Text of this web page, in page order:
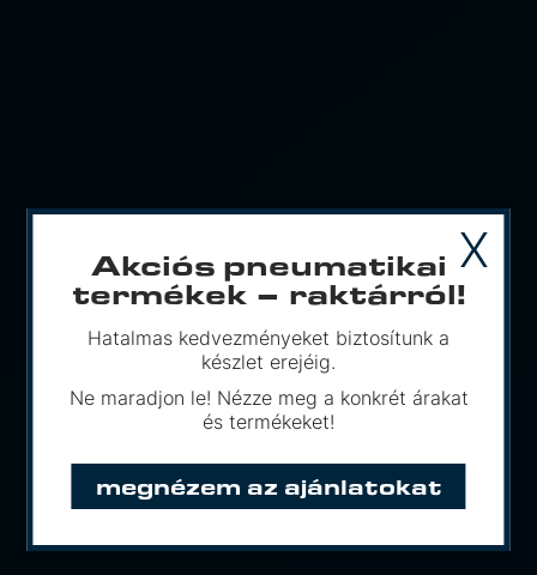
X
Akciós pneumatikai
termékek – raktárról!
Hatalmas kedvezményeket biztosítunk a
készlet erejéig.
Ne maradjon le! Nézze meg a konkrét árakat
és termékeket!
megnézem az ajánlatokat